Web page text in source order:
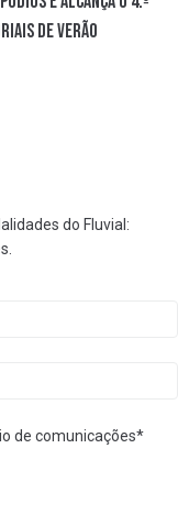
de Verão
do Fluvial:
de comunicações*